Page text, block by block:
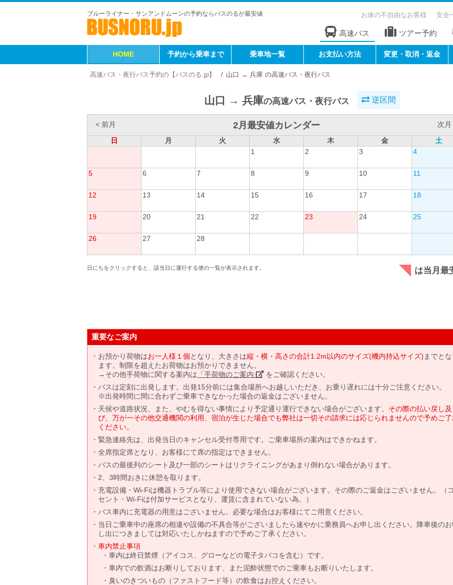
ブルーライナー・サンアンドムーンの予約ならバスのるが最安値 お体の不自由なお客様 安全
高速バス ツアー予約
HOME 予約から乗車まで 乗車地一覧 お支払い方法 変更・取消・返金
高速バス・夜行バス予約の【バスのる.jp】 山口 → 兵庫 の高速バス・夜行バス
山口 → 兵庫の高速バス・夜行バス 逆区間
< 前月 2月最安値カレンダー
次月
日
月 火 水 木 金
土
1
2 3 4
5 6 7 8 9 10 11
12 13 14 15 16 17 18
19 20 21 22 23 24 25
26 27 28
日にちをクリックすると、該当日に運行する便の一覧が表示されます。 は当月最
重要なご案内
お預かり荷物はお一人様１個となり、大きさは縦・横・高さの合計1.2m以内のサイズ(機内持込サイズ) までと
ます。制限を超えたお荷物はお預かりできません。
→その他手荷物に関する案内は 「手荷物のご案内」 をご確認ください。
バスは定刻に出発します。出発15分前には集合場所へお越しいただき、お乗り遅れには十分ご注意ください。
※出発時間に間に合わずご乗車できなかった場合の返金はございません。
天候や道路状況、また、やむを得ない事情により予定通り運行できない場合がございます。 その際の払い戻し及
び、万が一その他交通機関の利用、宿泊が生じた場合でも弊社は一切その請求には応じられませんので予めご
ください。
緊急連絡先は、出発当日のキャンセル受付専用です。ご乗車場所の案内はできかねます。
全席指定席となり、お客様にて席の指定はできません。
バスの最後列のシート及び一部のシートはリクライニングがあまり倒れない場合があります。
2、3時間おきに休憩を取ります。
充電設備・Wi-Fiは機器トラブル等により使用できない場合がございます。その際のご返金はございません。（
セント・Wi-Fiは付加サービスとなり、運賃に含まれていない為。）
バス車内に充電器の用意はございません。必要な場合はお客様にてご用意ください。
当日ご乗車中の座席の相違や設備の不具合等がございましたら速やかに乗務員へお申し出ください。降車後の
し出につきましては対応いたしかねますので予めご了承ください。
車内禁止事項
車内は終日禁煙（アイコス、グローなどの電子タバコを含む）です。
車内での飲酒はお断りしております、また泥酔状態でのご乗車もお断りいたします。
臭いのきついもの（ファストフード等）の飲食はお控えください。